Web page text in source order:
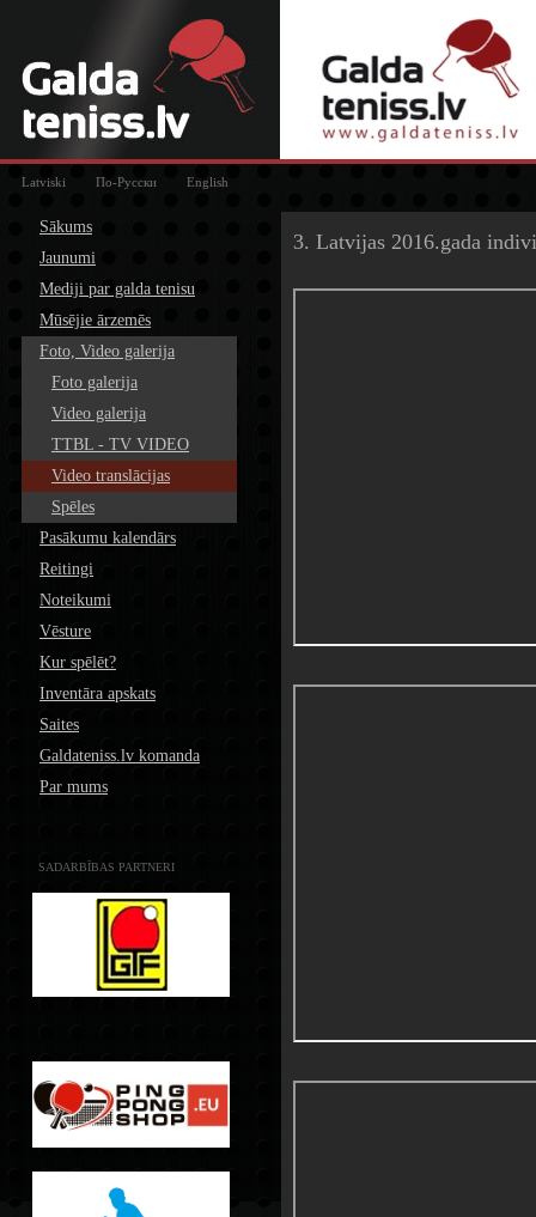
Latviski По-Русски English
Sākums
Jaunumi
Mediji par galda tenisu
Mūsējie ārzemēs
Foto, Video galerija
Foto galerija
Video galerija
TTBL - TV VIDEO
Video translācijas
Spēles
Pasākumu kalendārs
Reitingi
Noteikumi
Vēsture
Kur spēlēt?
Inventāra apskats
Saites
Galdateniss.lv komanda
Par mums
SADARBĪBAS PARTNERI
3. Latvijas 2016.gada